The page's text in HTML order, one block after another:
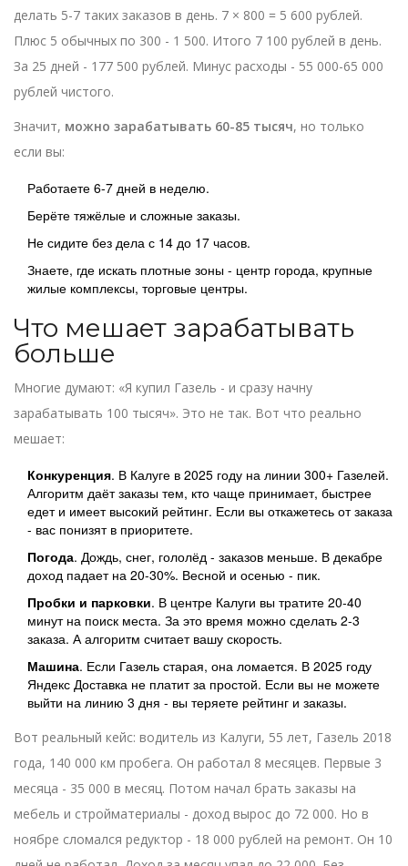
делать 5-7 таких заказов в день. 7 × 800 = 5 600 рублей.
Плюс 5 обычных по 300 - 1 500. Итого 7 100 рублей в день.
За 25 дней - 177 500 рублей. Минус расходы - 55 000-65 000
рублей чистого.
Значит, можно зарабатывать 60-85 тысяч, но только
если вы:
Работаете 6-7 дней в неделю.
Берёте тяжёлые и сложные заказы.
Не сидите без дела с 14 до 17 часов.
Знаете, где искать плотные зоны - центр города, крупные
жилые комплексы, торговые центры.
Что мешает зарабатывать
больше
Многие думают: «Я купил Газель - и сразу начну
зарабатывать 100 тысяч». Это не так. Вот что реально
мешает:
Конкуренция. В Калуге в 2025 году на линии 300+ Газелей.
Алгоритм даёт заказы тем, кто чаще принимает, быстрее
едет и имеет высокий рейтинг. Если вы откажетесь от заказа
- вас понизят в приоритете.
Погода. Дождь, снег, гололёд - заказов меньше. В декабре
доход падает на 20-30%. Весной и осенью - пик.
Пробки и парковки. В центре Калуги вы тратите 20-40
минут на поиск места. За это время можно сделать 2-3
заказа. А алгоритм считает вашу скорость.
Машина. Если Газель старая, она ломается. В 2025 году
Яндекс Доставка не платит за простой. Если вы не можете
выйти на линию 3 дня - вы теряете рейтинг и заказы.
Вот реальный кейс: водитель из Калуги, 55 лет, Газель 2018
года, 140 000 км пробега. Он работал 8 месяцев. Первые 3
месяца - 35 000 в месяц. Потом начал брать заказы на
мебель и стройматериалы - доход вырос до 72 000. Но в
ноябре сломался редуктор - 18 000 рублей на ремонт. Он 10